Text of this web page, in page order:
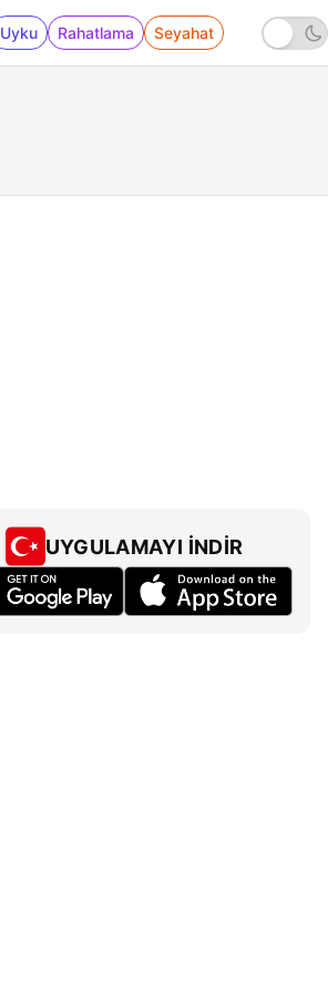
Uyku Rahatlama Seyahat
UYGULAMAYI İNDIR